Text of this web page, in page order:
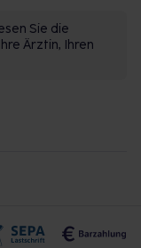
Sie die
Ärztin, Ihren